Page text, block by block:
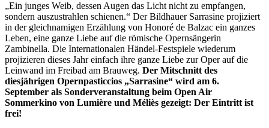
„Ein junges Weib, dessen Augen das Licht nicht zu empfangen,
sondern auszustrahlen schienen.“ Der Bildhauer Sarrasine projiziert
in der gleichnamigen Erzählung von Honoré de Balzac ein ganzes
Leben, eine ganze Liebe auf die römische Opernsängerin
Zambinella. Die Internationalen Händel-Festspiele wiederum
projizieren dieses Jahr einfach ihre ganze Liebe zur Oper auf die
Leinwand im Freibad am Brauweg. Der Mitschnitt des
diesjährigen Opernpasticcios „Sarrasine“ wird am 6.
September als Sonderveranstaltung beim Open Air
Sommerkino von Lumière und Méliès gezeigt: Der Eintritt ist
frei!